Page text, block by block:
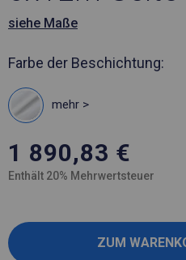
siehe Maße
Farbe der Beschichtung:
mehr >
1 890,83 €
Enthält 20% Mehrwertsteuer